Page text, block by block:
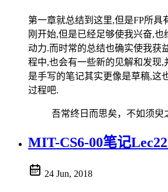
第一章就总结到这里,但是FP所具
刚开始,但是已经足够使我兴奋,也
动力.而时常的总结也确实使我获
程中,也会有一些新的见解和发现,
是手写的笔记其实更像是草稿,这
过程吧.
吾常终日而思矣，不如须臾
MIT-CS6-00笔记
24 Jun, 2018